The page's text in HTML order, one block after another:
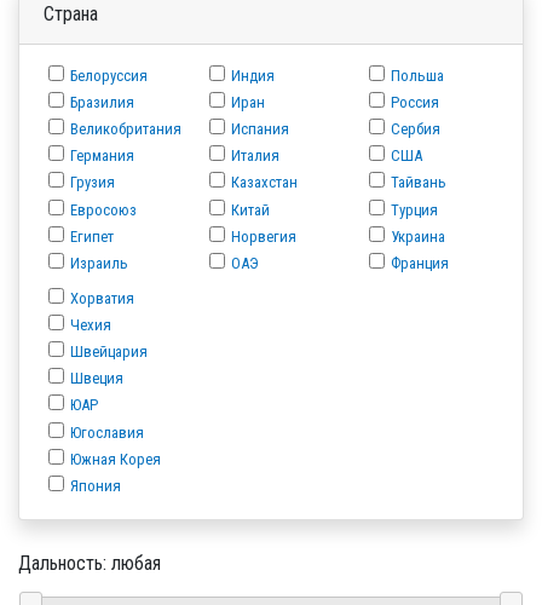
Страна
Белоруссия
Бразилия
Великобритания
Германия
Грузия
Евросоюз
Египет
Израиль
Индия
Иран
Испания
Италия
Казахстан
Китай
Норвегия
ОАЭ
Польша
Россия
Сербия
США
Тайвань
Турция
Украина
Франция
Хорватия
Чехия
Швейцария
Швеция
ЮАР
Югославия
Южная Корея
Япония
Дальность: любая